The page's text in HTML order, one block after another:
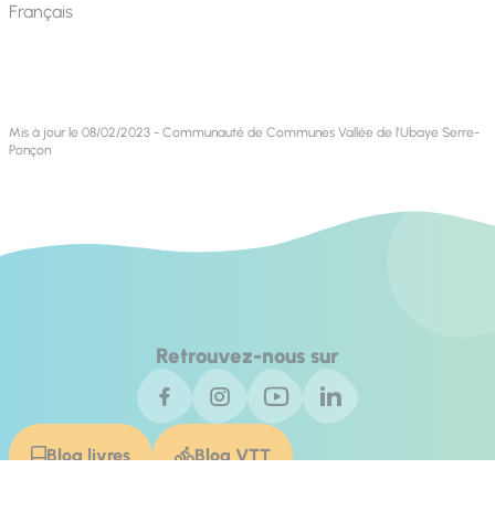
Français
Mis à jour le 08/02/2023 - Communauté de Communes Vallée de l'Ubaye Serre-
Ponçon
Retrouvez-nous sur
Blog livres Blog VTT